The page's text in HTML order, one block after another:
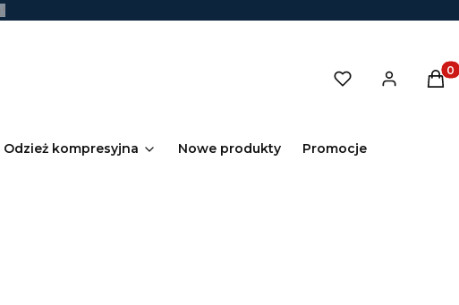
Odzież kompresyjna Nowe produkty Promocje